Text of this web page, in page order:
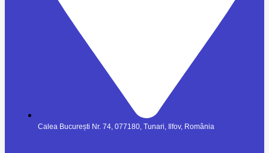
Calea București Nr. 74, 077180, Tunari, Ilfov, România